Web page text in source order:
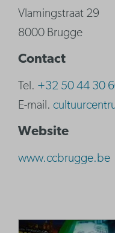
Vlamingstraat 29
8000 Brugge
Contact
Tel. +32 50 44 30
E-mail.
Website
www.ccbrugge.be